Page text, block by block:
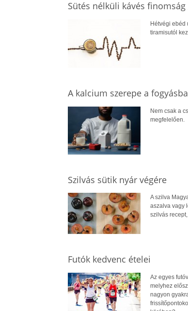
Sütés nélküli kávés finomság
Hétvégi ebéd
tiramisutól
A kalcium szerepe a
Nem csak a
megfelelően.
Szilvás sütik nyár végére
A szilva
aszalva vagy
szilvás
Futók kedvenc ételei
Az egyes
melyhez
nagyon